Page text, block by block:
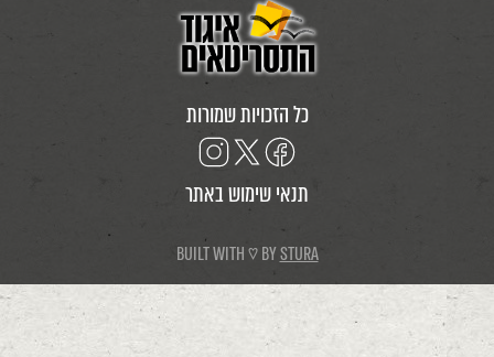
כל הזכויות שמורות
תנאי שימוש באתר
BUILT WITH ♡ BYSTURA